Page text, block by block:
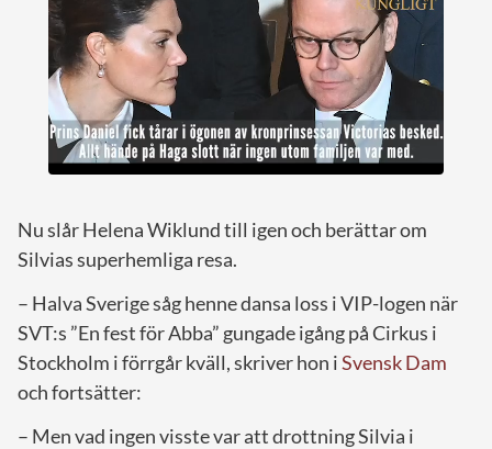
Nu slår Helena Wiklund till igen och berättar om
Silvias superhemliga resa.
– Halva Sverige såg henne dansa loss i VIP-logen när
SVT:s ”En fest för Abba” gungade igång på Cirkus i
Stockholm i förrgår kväll, skriver hon iSvensk Dam
och fortsätter:
– Men vad ingen visste var att drottning Silvia i